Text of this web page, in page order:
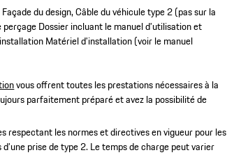
du design, Câble du véhicule type 2 (pas sur la
perçageDossier incluant le manuel d’utilisation et
Matériel d’installation (voir le manuel
vous offrent toutes les prestations nécessaires à la
parfaitement préparé et avez la possibilité de
respectant les normes et directives en vigueur pour les
prise de type 2. Le temps de charge peut varier